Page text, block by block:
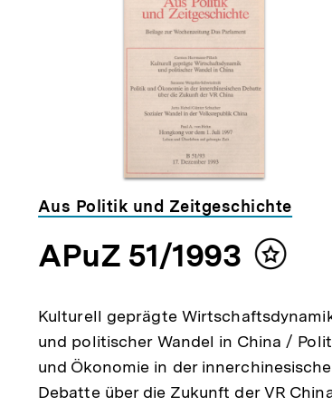
Aus Politik und Zeitgeschichte
APuZ 51/1993
Inhalt
Kulturell geprägte
und politischer Wandel in China /
und Ökonomie in der
Debatte über die Zukunft der VR